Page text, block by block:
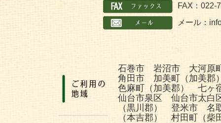
FAX：022-
メール：
石巻市 岩沼市 大河原
角田市 加美町（加美
色麻町（加美郡） 七ヶ
仙台市泉区 仙台市太
（黒川郡） 登米市 名
（本吉郡） 村田町（